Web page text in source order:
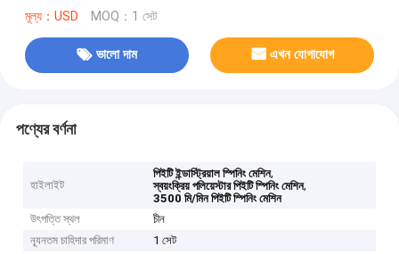
মূল্য：USD MOQ：1 সেট
ভালো দাম এখন যোগাযোগ
পণ্যের বর্ণনা
হাইলাইট
পিইটি ইন্ডাস্ট্রিয়াল স্পিনিং মেশিন,
স্বয়ংক্রিয় পলিয়েস্টার পিইটি স্পিনিং মেশিন,
3500 মি/মিন পিইটি স্পিনিং মেশিন
উৎপত্তি স্থল
চীন
ন্যূনতম চাহিদার পরিমাণ
1 সেট